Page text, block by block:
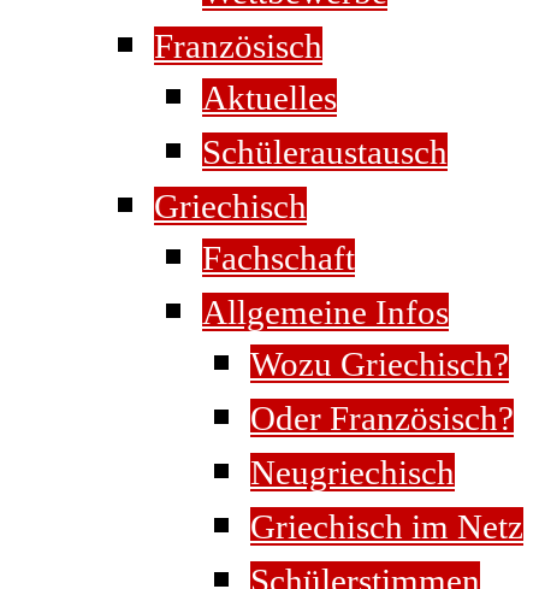
Französisch
Aktuelles
Schüleraustausch
Griechisch
Fachschaft
Allgemeine Infos
Wozu Griechisch?
Oder Französisch?
Neugriechisch
Griechisch im Netz
Schülerstimmen